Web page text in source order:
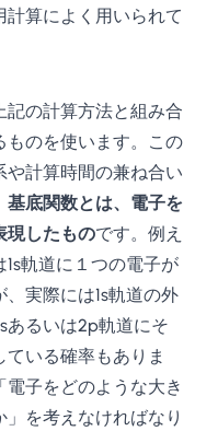
計算によく用いられて
の計算方法と組み合
ものを使います。この
計算時間の兼ね合い
基底関数とは、電子を
現したものです。例え
軌道に１つの電子が
実際には1s軌道の外
あるいは2p軌道にそ
いる確率もありま
子をどのような大き
を考えなければなり